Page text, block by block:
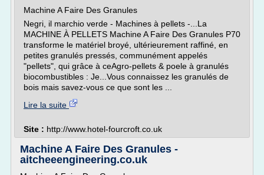
Machine A Faire Des Granules
Negri, il marchio verde - Machines à pellets -...La
MACHINE À PELLETS Machine A Faire Des Granules P70
transforme le matériel broyé, ultérieurement raffiné, en
petites granulés pressés, communément appelés
"pellets", qui grâce à ceAgro-pellets & poele à granulés
biocombustibles : Je...Vous connaissez les granulés de
bois mais savez-vous ce que sont les ...
Lire la suite
Site : http://www.hotel-fourcroft.co.uk
Machine A Faire Des Granules -
aitcheeengineering.co.uk